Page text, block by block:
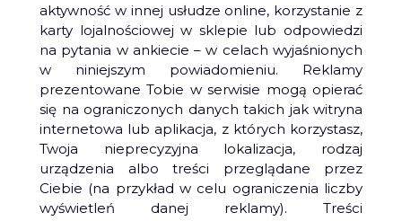
aktywność w innej usłudze online, korzystanie z
karty lojalnościowej w sklepie lub odpowiedzi
na pytania w ankiecie – w celach wyjaśnionych
w niniejszym powiadomieniu. Reklamy
prezentowane Tobie w serwisie mogą opierać
się na ograniczonych danych takich jak witryna
internetowa lub aplikacja, z których korzystasz,
Twoja nieprecyzyjna lokalizacja, rodzaj
urządzenia albo treści przeglądane przez
Ciebie (na przykład w celu ograniczenia liczby
wyświetleń danej reklamy). Treści